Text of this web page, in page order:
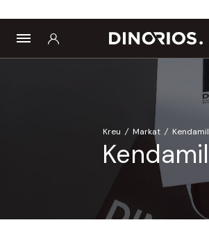
Kreu / Markat / Kendamil
Kendamil